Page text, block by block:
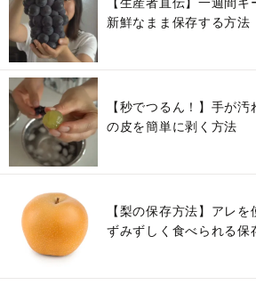
新鮮なまま保存する方法
【秒でつるん！】手が
の皮を簡単に剥く方法
【梨の保存方法】アレ
ずみずしく食べられる保